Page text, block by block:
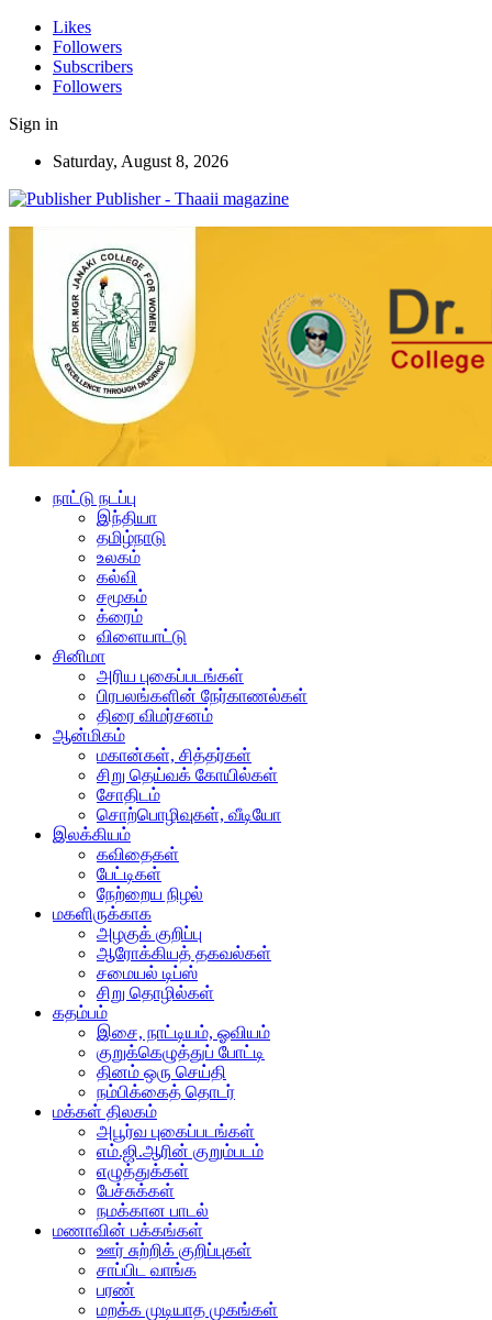
Likes
Followers
Subscribers
Followers
Sign in
Saturday, August 8, 2026
Publisher - Thaaii magazine
நாட்டு நடப்பு
இந்தியா
தமிழ்நாடு
உலகம்
கல்வி
சமூகம்
க்ரைம்
விளையாட்டு
சினிமா
அரிய புகைப்படங்கள்
பிரபலங்களின் நேர்காணல்கள்
திரை விமர்சனம்
ஆன்மிகம்
மகான்கள், சித்தர்கள்
சிறு தெய்வக் கோயில்கள்
சோதிடம்
சொற்பொழிவுகள், வீடியோ
இலக்கியம்
கவிதைகள்
பேட்டிகள்
நேற்றைய நிழல்
மகளிருக்காக
அழகுக் குறிப்பு
ஆரோக்கியத் தகவல்கள்
சமையல் டிப்ஸ்
சிறு தொழில்கள்
கதம்பம்
இசை, நாட்டியம், ஓவியம்
குறுக்கெழுத்துப் போட்டி
தினம் ஒரு செய்தி
நம்பிக்கைத் தொடர்
மக்கள் திலகம்
அபூர்வ புகைப்படங்கள்
எம்.ஜி.ஆரின் குறும்படம்
எழுத்துக்கள்
பேச்சுக்கள்
நமக்கான பாடல்
மணாவின் பக்கங்கள்
ஊர் சுற்றிக் குறிப்புகள்
சாப்பிட வாங்க
பரண்
மறக்க முடியாத முகங்கள்